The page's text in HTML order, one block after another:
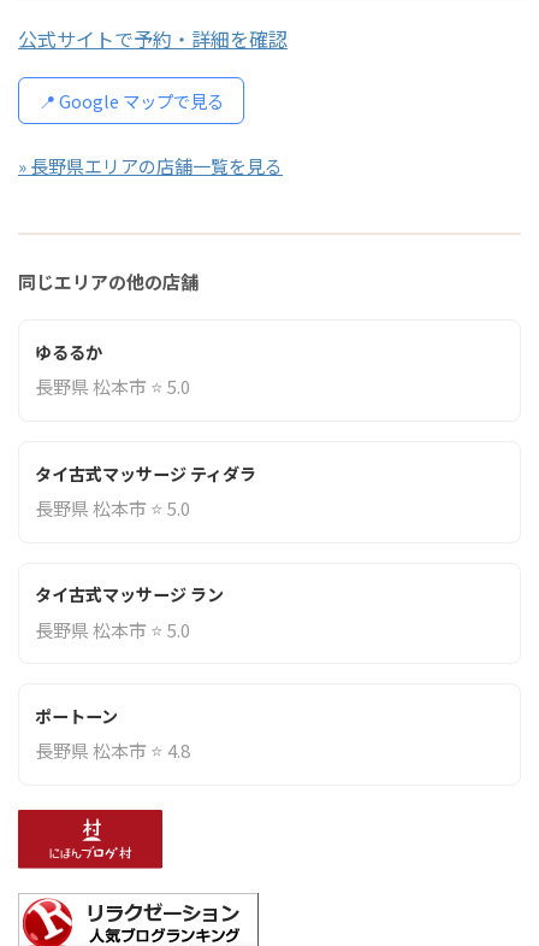
公式サイトで予約・詳細を確認
📍 Google マップで見る
» 長野県エリアの店舗一覧を見る
同じエリアの他の店舗
ゆるるか
長野県 松本市 ⭐ 5.0
タイ古式マッサージ ティダラ
長野県 松本市 ⭐ 5.0
タイ古式マッサージ ラン
長野県 松本市 ⭐ 5.0
ポートーン
長野県 松本市 ⭐ 4.8